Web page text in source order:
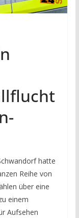
hatte
Reihe von
über eine
einem
Aufsehen